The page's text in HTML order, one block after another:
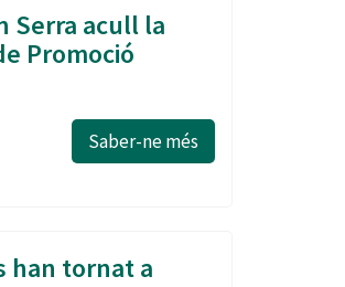
Serra acull la
Promoció
Saber-ne més
han tornat a